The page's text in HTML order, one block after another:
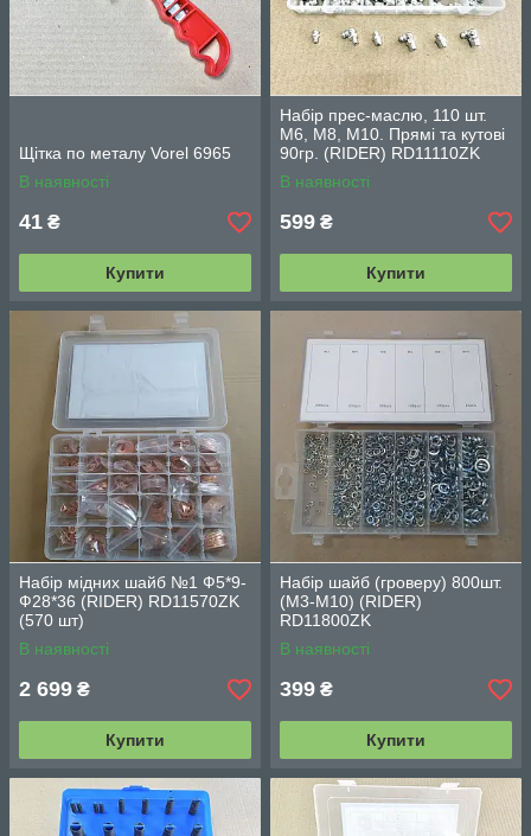
Щітка по металу Vorel 6965
В наявності
41 ₴
Купити
Набір прес-маслю, 110 шт.
М6, М8, М10. Прямі та кутові
90гр. (RIDER) RD11110ZK
В наявності
599 ₴
Купити
Набір мідних шайб №1 Ф5*9-
Ф28*36 (RIDER) RD11570ZK
(570 шт)
В наявності
2 699 ₴
Купити
Набір шайб (гроверу) 800шт.
(М3-М10) (RIDER)
RD11800ZK
В наявності
399 ₴
Купити